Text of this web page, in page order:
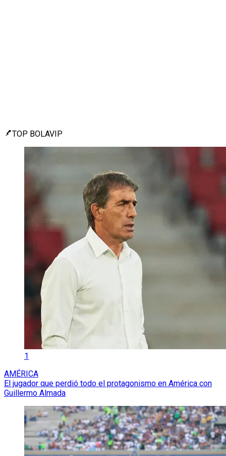
TOP BOLAVIP
1
AMÉRICA
El jugador que perdió todo el protagonismo en América con
Guillermo Almada